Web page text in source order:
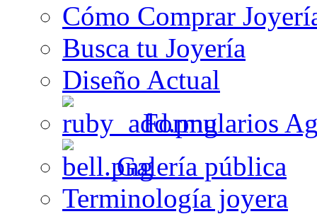
Cómo Comprar
Busca tu Joyería
Diseño Actual
Formularios
Galería pública
Terminología joyera